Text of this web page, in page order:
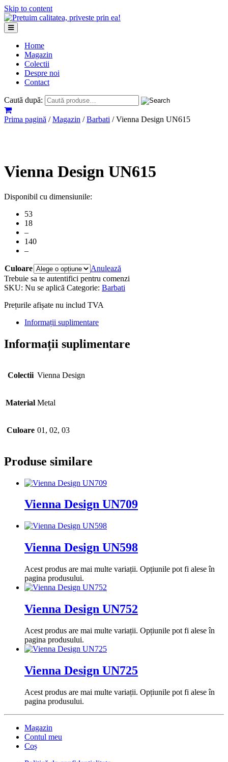
Skip to content
Home
Magazin
Colectii
Despre noi
Contact
Caută după:
Prima pagină /Magazin /Barbati / Vienna Design UN615
Vienna Design UN615
Disponibil cu dimensiunile:
53
18
–
140
–
Culoare
Anulează
Trebuie sa te autentifici pentru comenzi
SKU: Nu se aplică Categorie: Barbati
Prețurile afișate nu includ TVA
Informații suplimentare
Informații suplimentare
Colectii Vienna Design
Material Metal
Culoare 01, 02, 03
Produse similare
Vienna Design UN709
Vienna Design UN598
Acest produs are mai multe variații. Opțiunile pot fi alese în
pagina produsului.
Vienna Design UN752
Acest produs are mai multe variații. Opțiunile pot fi alese în
pagina produsului.
Vienna Design UN725
Acest produs are mai multe variații. Opțiunile pot fi alese în
pagina produsului.
Magazin
Contul meu
Coș